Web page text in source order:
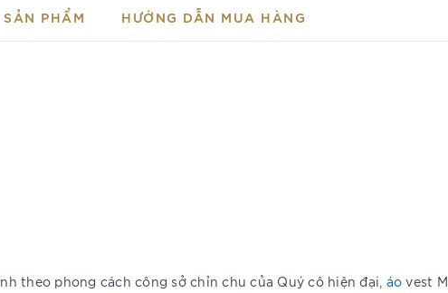
PHẨM HƯỚNG DẪN MUA HÀNG
theo phong cách công sở chỉn chu của Quý cô hiện đại, áo vest